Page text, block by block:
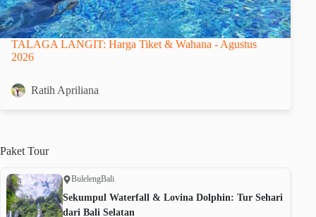
TALAGA LANGIT: Harga Tiket & Wahana - Agustus
2026
Ratih Apriliana
Paket Tour
BulelengBali
Sekumpul Waterfall & Lovina Dolphin: Tur Sehari
dari Bali Selatan